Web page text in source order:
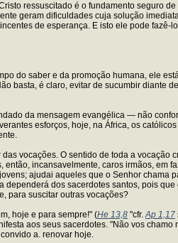
ressuscitado é o fundamento seguro
geram dificuldades cuja solução
de esperança. E isto ele pode fazê-
do saber e da promoção humana, ele
basta, é claro, evitar de sucumbir diante
da mensagem evangélica — não
esforços, hoje, na África, os
vocações. O sentido de toda a vocação
incansavelmente, caros irmãos, em
ajudai aqueles que o Senhor chama
dos sacerdotes santos, pois
para suscitar outras vocações?
hoje e para sempre!" (He 13,8 "cfr.Ap 1,17
aos seus sacerdotes. "Não vos chamo
a. renovar hoje.